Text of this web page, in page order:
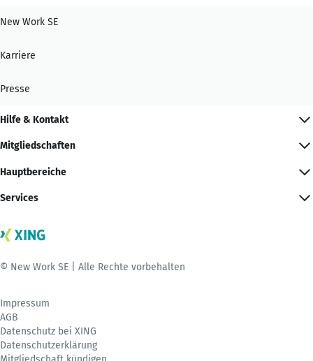
New Work SE
Karriere
Presse
Hilfe & Kontakt
Mitgliedschaften
Hauptbereiche
Services
© New Work SE | Alle Rechte vorbehalten
Impressum
AGB
Datenschutz bei XING
Datenschutzerklärung